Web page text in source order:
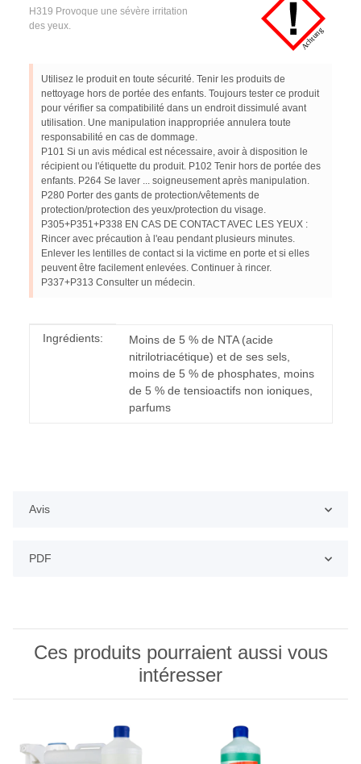
H319 Provoque une sévère irritation
des yeux.
Utilisez le produit en toute sécurité. Tenir les produits de
nettoyage hors de portée des enfants. Toujours tester ce produit
pour vérifier sa compatibilité dans un endroit dissimulé avant
utilisation. Une manipulation inappropriée annulera toute
responsabilité en cas de dommage.
P101 Si un avis médical est nécessaire, avoir à disposition le
récipient ou l'étiquette du produit. P102 Tenir hors de portée des
enfants. P264 Se laver ... soigneusement après manipulation.
P280 Porter des gants de protection/vêtements de
protection/protection des yeux/protection du visage.
P305+P351+P338 EN CAS DE CONTACT AVEC LES YEUX :
Rincer avec précaution à l'eau pendant plusieurs minutes.
Enlever les lentilles de contact si la victime en porte et si elles
peuvent être facilement enlevées. Continuer à rincer.
P337+P313 Consulter un médecin.
#productDetails.itemInformation#
#productDetails.itemValue#
Ingrédients:
Moins de 5 % de NTA (acide
nitrilotriacétique) et de ses sels,
moins de 5 % de phosphates, moins
de 5 % de tensioactifs non ioniques,
parfums
Avis
PDF
Ces produits pourraient aussi vous
intéresser